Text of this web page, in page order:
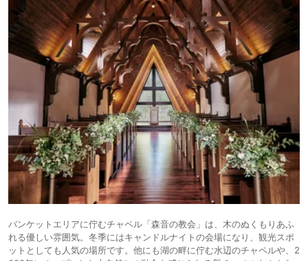
バンケットエリアに佇むチャペル「森音の教会」は、木のぬくもりあふ
れる優しい雰囲気。冬季にはキャンドルナイトの会場になり、観光スポ
ットとしても人気の場所です。他にも湖の畔に佇む水辺のチャペルや、2